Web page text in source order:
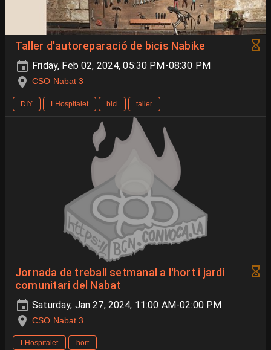
Taller d'autoreparació de bicis Nabike
Friday, Feb 02, 2024, 05:30 PM-08:30 PM
CSO Nabat 3
DIY LHospitalet bici taller
Jornada de treball setmanal a l'hort i jardí
comunitari del Nabat
Saturday, Jan 27, 2024, 11:00 AM-02:00 PM
CSO Nabat 3
LHospitalet hort